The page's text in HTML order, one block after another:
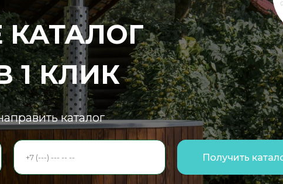
КАТАЛОГ
1 КЛИК
Получить
каталог